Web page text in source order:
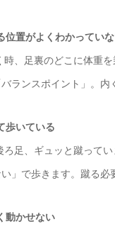
位置がよくわかってい
、足裏のどこに体重
ランスポイント」。内
歩いている
足、ギュッと蹴って
い」で歩きます。蹴る必
動かせない